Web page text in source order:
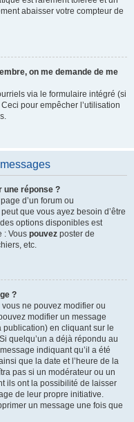
abaisser votre compteur de
on me demande de me
via le formulaire intégré (si
pour empêcher l’utilisation
une réponse ?
d’un forum ou
que vous ayez besoin d’être
options disponibles est
: Vous pouvez poster de
etc.
?
ne pouvez modifier ou
modifier un message
en cliquant sur le
quelqu’un a déjà répondu au
indiquant qu’il a été
que la date et l’heure de la
pas si un modérateur ou un
ils ont la possibilité de laisser
de leur propre initiative.
un message une fois que